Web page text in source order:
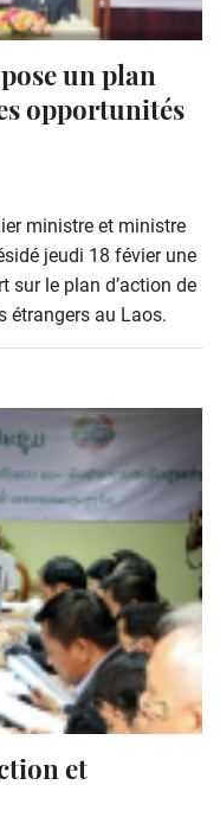
un plan
opportunités
ministre et ministre
jeudi 18 févier une
sur le plan d’action de
étrangers au Laos.
et